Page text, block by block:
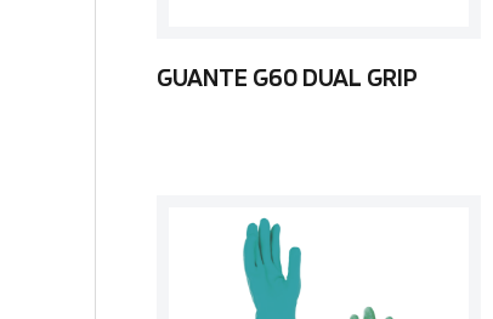
GUANTE G60 DUAL GRIP